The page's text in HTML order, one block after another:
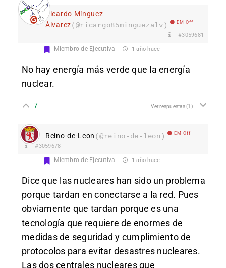
Ricardo Mínguez
Álvarez(@ricargo85minguezalv) EM Off
#3059681
Miembro de Ejecutiva 1 año hace
No hay energía más verde que la energía
nuclear.
7 Ver respuestas(1)
Reino-de-Leon (@reino-de-leon) EM Off
#3059678
Miembro de Ejecutiva 1 año hace
Dice que las nucleares han sido un problema
porque tardan en conectarse a la red. Pues
obviamente que tardan porque es una
tecnología que requiere de enormes de
medidas de seguridad y cumplimiento de
protocolos para evitar desastres nucleares.
Las dos centrales nucleares que